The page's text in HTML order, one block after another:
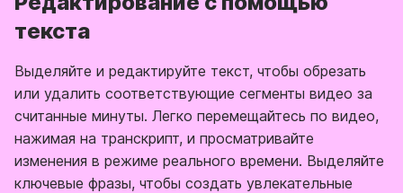
текста
Выделяйте и редактируйте текст, чтобы обрезать
или удалить соответствующие сегменты видео за
считанные минуты. Легко перемещайтесь по видео,
нажимая на транскрипт, и просматривайте
изменения в режиме реального времени. Выделяйте
ключевые фразы, чтобы создать увлекательные